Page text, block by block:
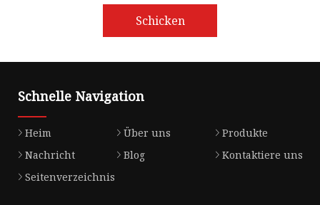
Schicken
Schnelle Navigation
Heim Über uns
Produkte
Nachricht
Blog
Kontaktiere uns
Seitenverzeichnis